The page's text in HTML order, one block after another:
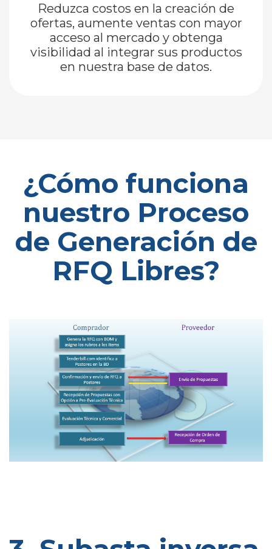
Reduzca costos en la creación de
ofertas, aumente ventas con mayor
acceso al mercado y obtenga
visibilidad al integrar sus productos
en nuestra base de datos.
¿Cómo funciona
nuestro Proceso
de Generación de
RFQ Libres?